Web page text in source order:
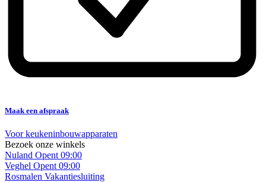
Maak een afspraak
Voor keukeninbouwapparaten
Bezoek onze winkels
Nuland Opent 09:00
Veghel Opent 09:00
Rosmalen Vakantiesluiting